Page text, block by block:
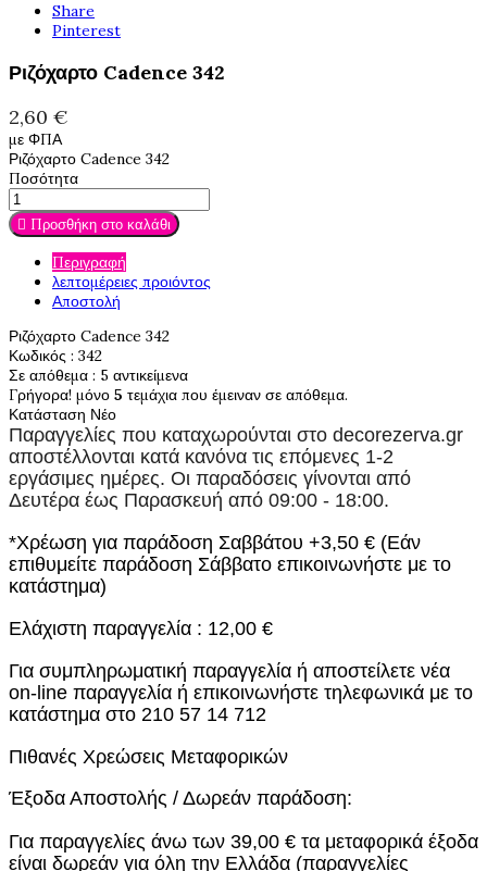
Share
Pinterest
Ριζόχαρτο Cadence 342
2,60 €
με ΦΠΑ
Ριζόχαρτο Cadence 342
Ποσότητα
 Προσθήκη στο καλάθι
Περιγραφή
λεπτομέρειες προιόντος
Αποστολή
Ριζόχαρτο Cadence 342
Κωδικός : 342
Σε απόθεμα : 5 αντικείμενα
Γρήγορα! μόνο 5 τεμάχια που έμειναν σε απόθεμα.
Κατάσταση Νέο
Παραγγελίες που καταχωρούνται στο decorezerva.gr
αποστέλλονται κατά κανόνα τις επόμενες 1-2
εργάσιμες ημέρες. Οι παραδόσεις γίνονται από
Δευτέρα έως Παρασκευή από 09:00 - 18:00.
*Χρέωση για παράδοση Σαββάτου +3,50 € (Εάν
επιθυμείτε παράδοση Σάββατο επικοινωνήστε με το
κατάστημα)
Ελάχιστη παραγγελία : 12,00 €
Για συμπληρωματική παραγγελία ή αποστείλετε νέα
on-line παραγγελία ή επικοινωνήστε τηλεφωνικά με το
κατάστημα στο 210 57 14 712
Πιθανές Χρεώσεις Μεταφορικών
Έξοδα Αποστολής / Δωρεάν παράδοση:
Για παραγγελίες άνω των 39,00 € τα μεταφορικά έξοδα
είναι δωρεάν για όλη την Ελλάδα (παραγγελίες